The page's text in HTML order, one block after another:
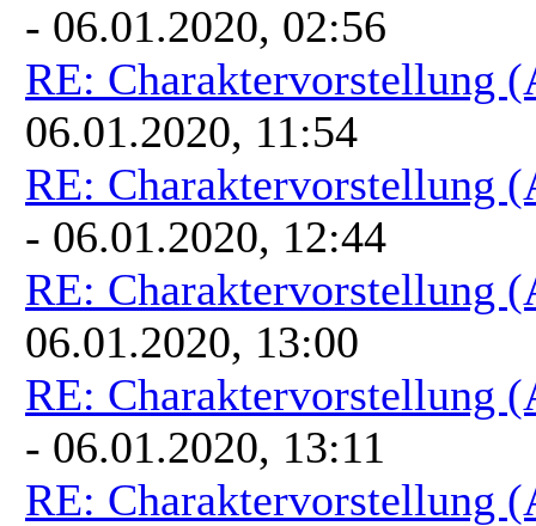
Düstere Zeiten ziehen auf.
Galaxis nach der
herbeisehnten, scheint das
Der Entscheid um die
fallen und niemand vermag
von Millionen von Planeten
- 06.01.2020, 02:56
RE: Charaktervorstellung
06.01.2020, 11:54
RE: Charaktervorstellung
- 06.01.2020, 12:44
RE: Charaktervorstellung
06.01.2020, 13:00
RE: Charaktervorstellung
- 06.01.2020, 13:11
RE: Charaktervorstellung